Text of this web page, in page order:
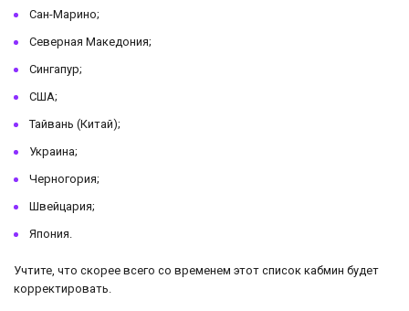
Сан-Марино;
Северная Македония;
Сингапур;
США;
Тайвань (Китай);
Украина;
Черногория;
Швейцария;
Япония.
Учтите, что скорее всего со временем этот список кабмин будет
корректировать.